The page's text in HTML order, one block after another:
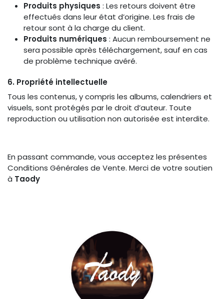
Produits physiques : Les retours doivent être
effectués dans leur état d’origine. Les frais de
retour sont à la charge du client.
Produits numériques : Aucun remboursement ne
sera possible après téléchargement, sauf en cas
de problème technique avéré.
6. Propriété intellectuelle
Tous les contenus, y compris les albums, calendriers et
visuels, sont protégés par le droit d’auteur. Toute
reproduction ou utilisation non autorisée est interdite.
En passant commande, vous acceptez les présentes
Conditions Générales de Vente. Merci de votre soutien
à Taody